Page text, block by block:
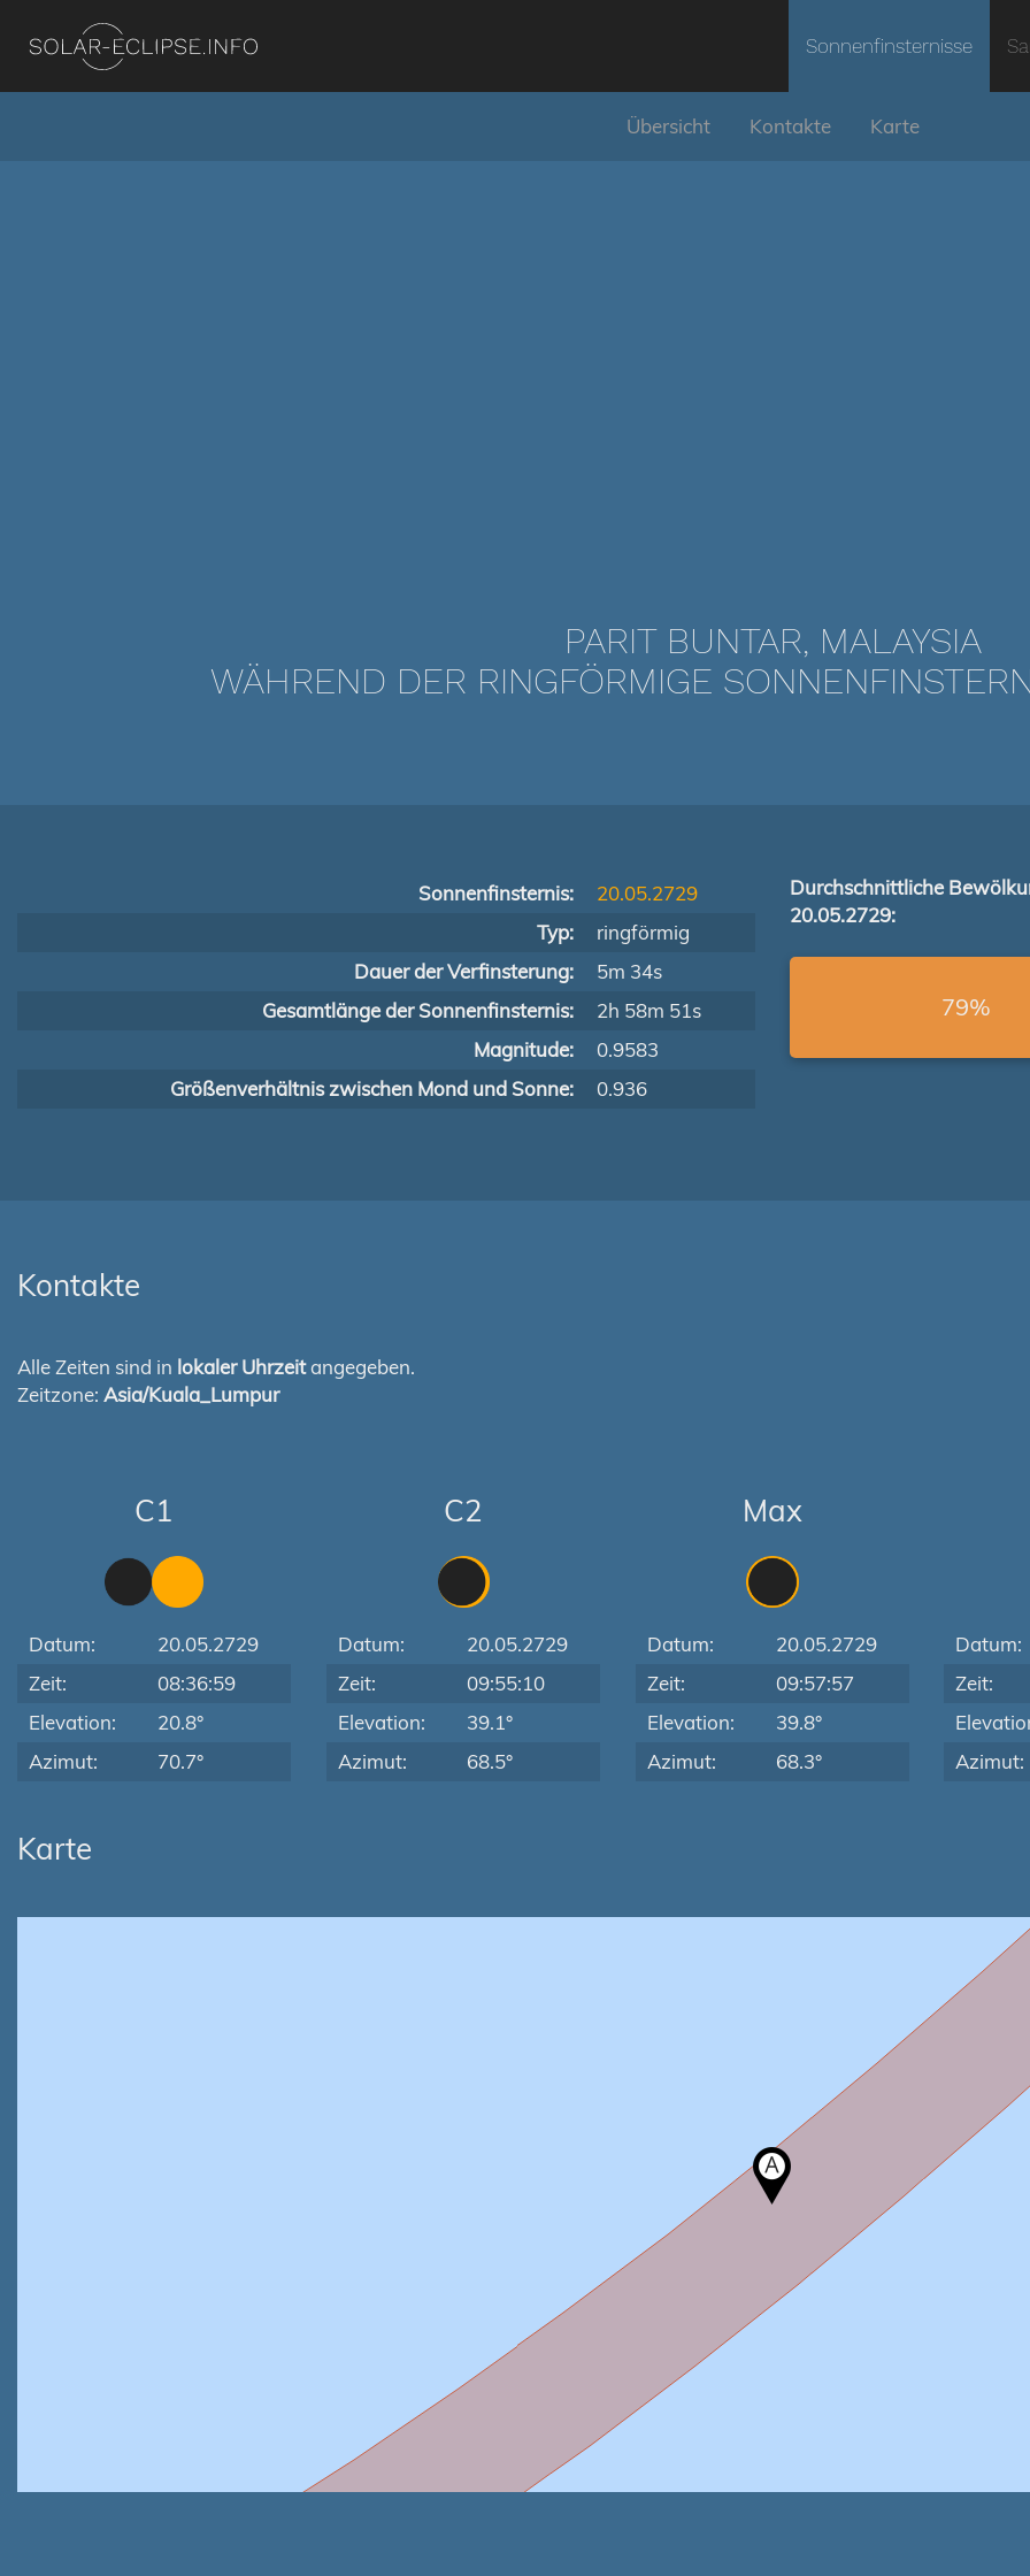
Sonnenfinsternisse
Übersicht Kontakte Karte
PARIT BUNTAR, MALAYSIA
WÄHREND DER RINGFÖRMIGE
Sonnenfinsternis:
20.05.2729
Typ:
ringförmig
Dauer der Verfinsterung:
5m 34s
Gesamtlänge der Sonnenfinsternis:
2h 58m 51s
Magnitude:
0.9583
Größenverhältnis zwischen Mond und Sonne:
0.936
Durchschnittliche
20.05.2729:
79%
Kontakte
Alle Zeiten sind in lokaler Uhrzeitangegeben.
Zeitzone: Asia/Kuala_Lumpur
C1
Datum:
20.05.2729
Zeit:
08:36:59
Elevation:
20.8°
Azimut:
70.7°
C2
Datum:
20.05.2729
Zeit:
09:55:10
Elevation:
39.1°
Azimut:
68.5°
Max
Datum:
20.05.2729
Zeit:
09:57:57
Elevation:
39.8°
Azimut:
68.3°
Datum:
Zeit:
Azimut:
Karte